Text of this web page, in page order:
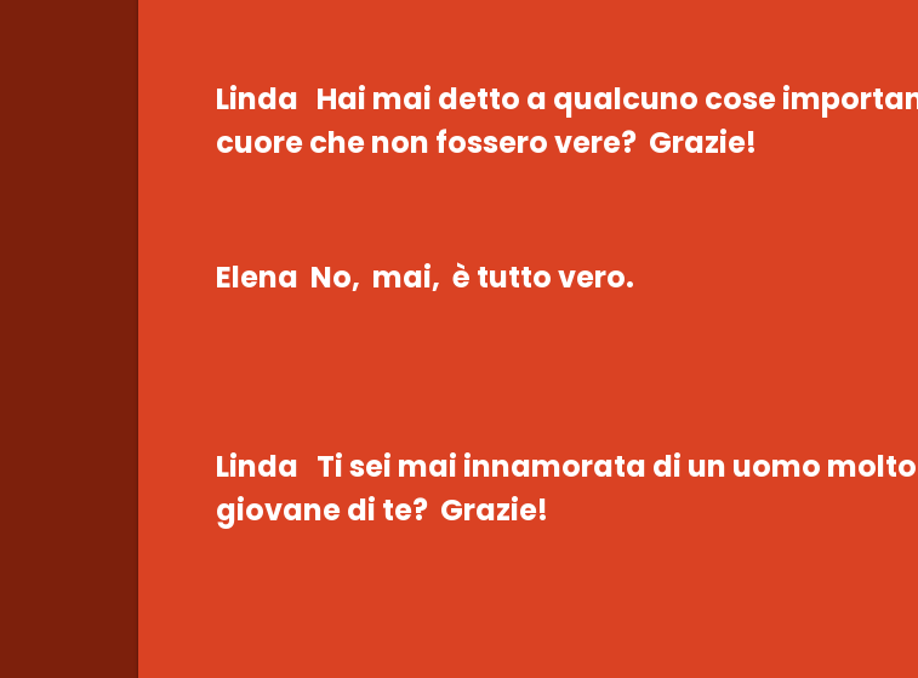
Linda Hai mai detto a qualcuno cose
cuore che non fossero vere? Grazie!
Elena No, mai, è tutto vero.
Linda Ti sei mai innamorata di un uomo
giovane di te? Grazie!